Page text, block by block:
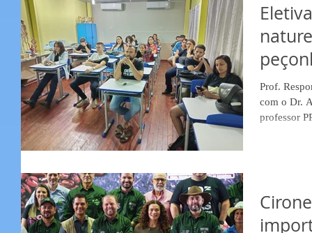
Prof.
com o Dr. Andreimar M. Soares, pesquisador e
professor